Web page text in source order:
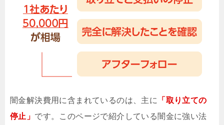
闇金解決費用に含まれているのは、主に
「取り立ての
停止」 です。このページで紹介している闇金に強い法